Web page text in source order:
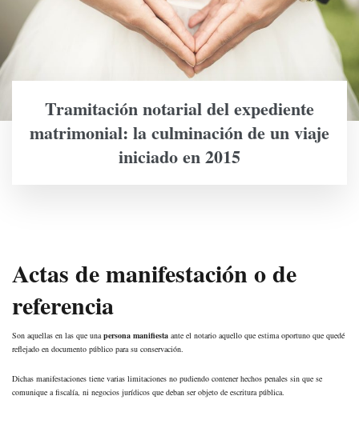
Tramitación notarial del expediente
matrimonial: la culminación de un viaje
iniciado en 2015
Actas de manifestación o de
referencia
Son aquellas en las que unapersona manifiesta ante el notario aquello que estima oportuno que quedé
reflejado en documento público para su conservación.
Dichas manifestaciones tiene varias limitaciones no pudiendo contener hechos penales sin que se
comunique a fiscalía, ni negocios jurídicos que deban ser objeto de escritura pública.